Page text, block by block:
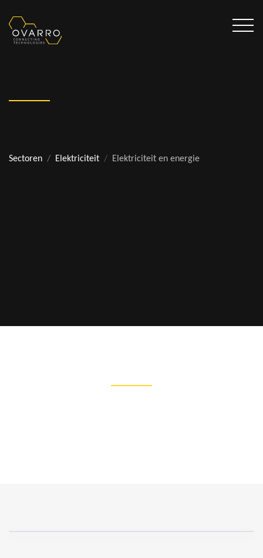
Sectoren Elektriciteit Elektriciteit en energie